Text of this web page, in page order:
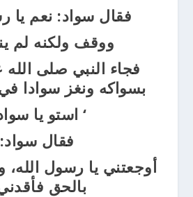
فقال سواد: نعم يا
ووقف ولكنه لم
فجاء النبي صلى
بسواكه ونغز سوادا
‘ استو يا
فقال سواد:
أوجعتني يا رسول الله،
بالحق